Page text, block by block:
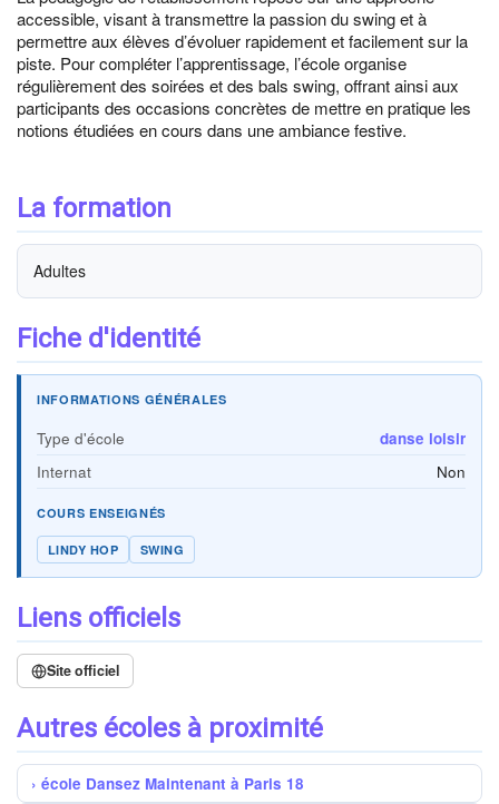
accessible, visant à transmettre la passion du swing et à
permettre aux élèves d’évoluer rapidement et facilement sur la
piste. Pour compléter l’apprentissage, l’école organise
régulièrement des soirées et des bals swing, offrant ainsi aux
participants des occasions concrètes de mettre en pratique les
notions étudiées en cours dans une ambiance festive.
La formation
Adultes
Fiche d'identité
INFORMATIONS GÉNÉRALES
Type d'école
danse loisir
Internat
Non
COURS ENSEIGNÉS
LINDY HOP SWING
Liens officiels
Site officiel
Autres écoles à proximité
école Dansez Maintenant à Paris 18